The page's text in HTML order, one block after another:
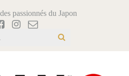
passionnés du Japon